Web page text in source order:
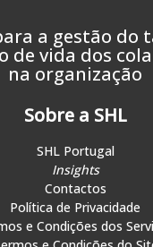
a gestão do
de vida dos
na organização
Sobre a SHL
SHL Portugal
Insights
Contactos
Política de Privacidade
e Condições dos